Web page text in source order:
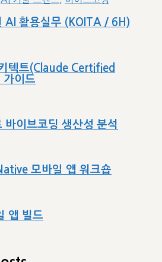
AI 활용실무 (KOITA / 6H)
텍트(Claude Certified
이드
바이브코딩 생산성 분석
모바일 앱 워크숍
앱 빌드